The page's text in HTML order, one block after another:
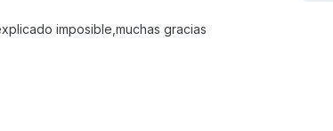
imposible,muchas gracias